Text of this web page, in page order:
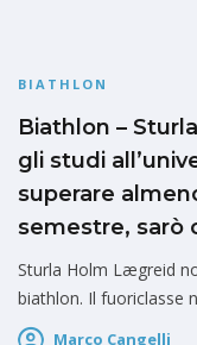
BIATHLON
Biathlon –
gli studi
superare
semestre, sarò
Sturla Holm Lægreid
biathlon. Il fuoriclasse
Marco Cangelli